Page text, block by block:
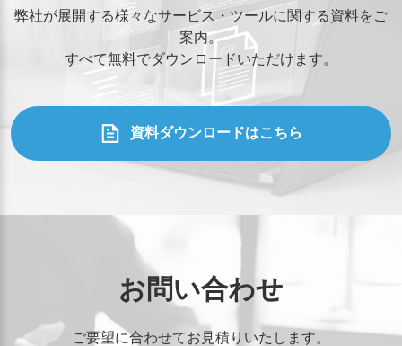
弊社が展開する様々なサービス・ツールに関する資料をご
案内。
すべて無料でダウンロードいただけます。
資料ダウンロードはこちら
お問い合わせ
ご要望に合わせてお見積りいたします。